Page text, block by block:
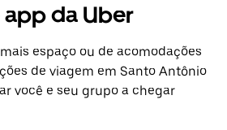
da Uber
espaço ou de acomodações
de viagem em Santo Antônio
você e seu grupo a chegar